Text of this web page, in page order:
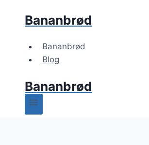
Bananbrød
Bananbrød
Blog
Bananbrød